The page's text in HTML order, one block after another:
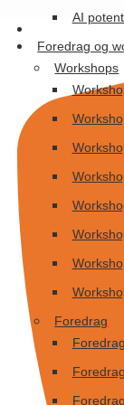
indhold
AI
Foredrag og
Workshops
Foredrag